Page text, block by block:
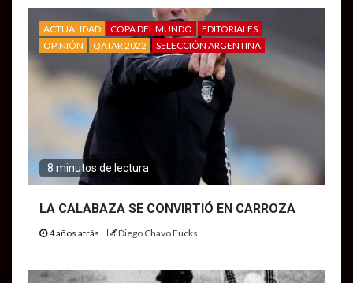
ACTUALIDAD COPA DEL MUNDO
EDITORIALES
OPINIÓN
QATAR 2022 SELECCIÓN ARGENTINA
8 minutos de lectura
LA CALABAZA SE CONVIRTIÓ EN CARROZA
4 años atrás Diego Chavo Fucks